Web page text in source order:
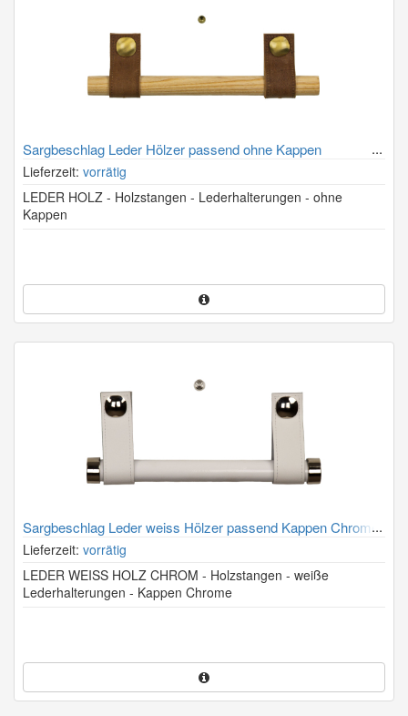
Sargbeschlag Leder Hölzer passend ohne Kappen
Lieferzeit: vorrätig
LEDER HOLZ - Holzstangen - Lederhalterungen - ohne
Kappen
Sargbeschlag Leder weiss Hölzer passend Kappen Chrome
Lieferzeit: vorrätig
LEDER WEISS HOLZ CHROM - Holzstangen - weiße
Lederhalterungen - Kappen Chrome